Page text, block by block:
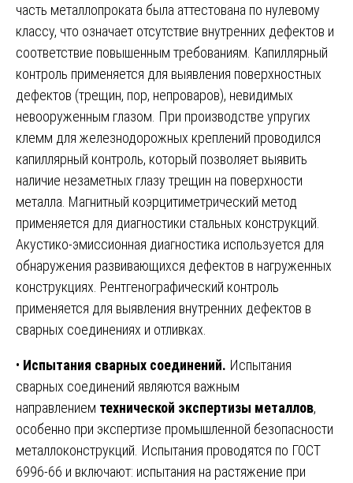
часть металлопроката была аттестована по нулевому
классу, что означает отсутствие внутренних дефектов и
соответствие повышенным требованиям. Капиллярный
контроль применяется для выявления поверхностных
дефектов (трещин, пор, непроваров), невидимых
невооруженным глазом. При производстве упругих
клемм для железнодорожных креплений проводился
капиллярный контроль, который позволяет выявить
наличие незаметных глазу трещин на поверхности
металла. Магнитный коэрцитиметрический метод
применяется для диагностики стальных конструкций.
Акустико-эмиссионная диагностика используется для
обнаружения развивающихся дефектов в нагруженных
конструкциях. Рентгенографический контроль
применяется для выявления внутренних дефектов в
сварных соединениях и отливках.
• Испытания сварных соединений. Испытания
сварных соединений являются важным
направлением технической экспертизы металлов,
особенно при экспертизе промышленной безопасности
металлоконструкций. Испытания проводятся по ГОСТ
6996-66 и включают: испытания на растяжение при